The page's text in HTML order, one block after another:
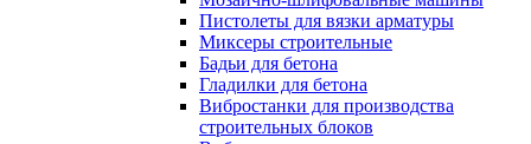
Пистолеты для вязки арматуры
Миксеры строительные
Бадьи для бетона
Гладилки для бетона
Вибростанки для производства
строительных блоков